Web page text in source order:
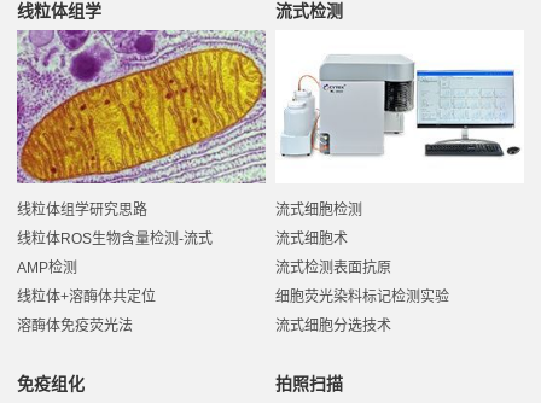
线粒体组学
线粒体组学研究思路
线粒体ROS生物含量检测-流式
AMP检测
线粒体+溶酶体共定位
溶酶体免疫荧光法
流式检测
流式细胞检测
流式细胞术
流式检测表面抗原
细胞荧光染料标记检测实验
流式细胞分选技术
免疫组化 拍照扫描